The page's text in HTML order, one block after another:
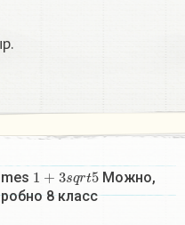
1+3sqrt5 Можно,
8 класс​